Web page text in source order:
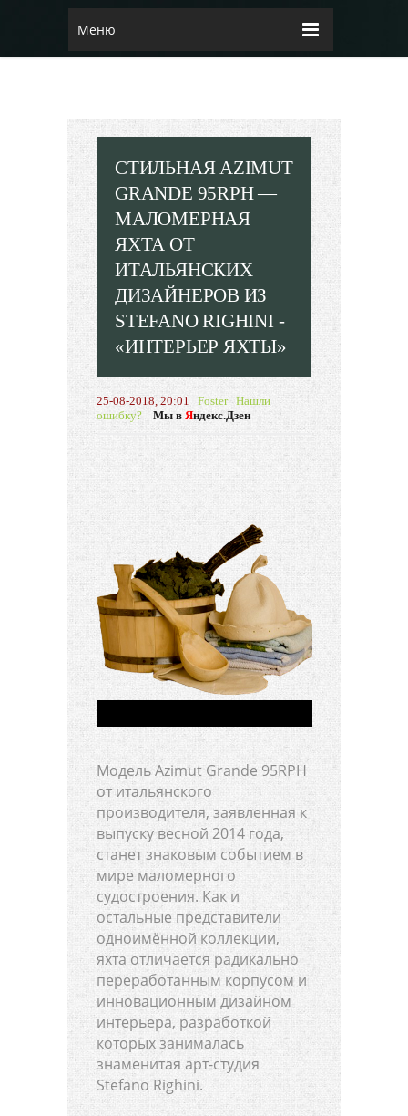
Меню
СТИЛЬНАЯ AZIMUT
GRANDE 95RPH —
МАЛОМЕРНАЯ
ЯХТА ОТ
ИТАЛЬЯНСКИХ
ДИЗАЙНЕРОВ ИЗ
STEFANO RIGHINI -
«ИНТЕРЬЕР ЯХТЫ»
25-08-2018, 20:01 Foster Нашли
ошибку?
Мы в Яндекс.Дзен
Модель Azimut Grande 95RPH
от итальянского
производителя, заявленная к
выпуску весной 2014 года,
станет знаковым событием в
мире маломерного
судостроения. Как и
остальные представители
одноимённой коллекции,
яхта отличается радикально
переработанным корпусом и
инновационным дизайном
интерьера, разработкой
которых занималась
знаменитая арт-студия
Stefano Righini.